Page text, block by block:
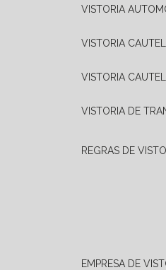
VISTORIA
VISTORIA
VISTORIA
VISTORIA DE
REGRAS DE
EMPRESA DE